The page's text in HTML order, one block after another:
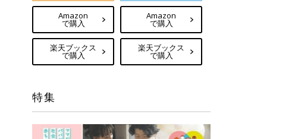
Amazon
で購入
楽天ブックス
で購入
Amazon
で購入
楽天ブックス
で購入
特集